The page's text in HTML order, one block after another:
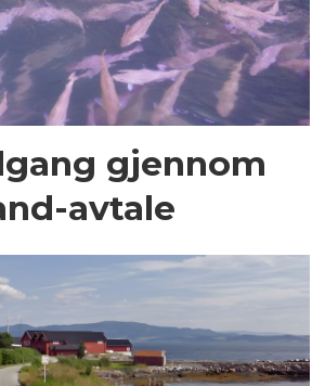
gjennom
avtale